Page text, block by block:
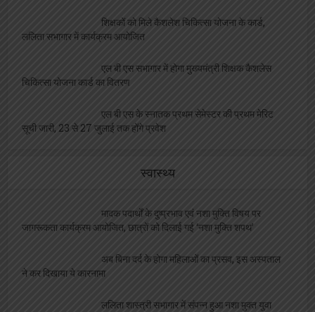
शिक्षकों को मिले कैशलेश चिकित्सा योजना के कार्ड,
ललिता सभागार में कार्यक्रम आयोजित
एल बी एस सभागार में होगा मुख्यमंत्री शिक्षक कैशलेस
चिकित्सा योजना कार्ड का वितरण
एल बी एस के स्नातक प्रथम सेमेस्टर की प्रथम मेरिट
सूची जारी, 23 से 27 जुलाई तक होंगे प्रवेश
स्वास्थ्य
मादक पदार्थों के दुष्प्रभाव एवं नशा मुक्ति विषय पर
जागरूकता कार्यक्रम आयोजित, छात्रों को दिलाई गई ‘नशा मुक्ति शपथ’
अब बिना दर्द के होगा महिलाओं का प्रसव, इस अस्पताल
ने कर दिखाया ये कारनामा
ललिता शास्त्री सभागार में संपन्न हुआ नशा मुक्त युवा